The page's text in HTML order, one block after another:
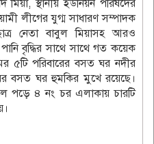
স্থানীয় ইউনিয়ন পরিষদের
লীগের যুগ্ম সাধারণ সম্পাদক
নেতা বাবুল মিয়াসহ আরও
বৃদ্ধির সাথে সাথে গত কয়েক
৫টি পরিবারের বসত ঘর নদীর
বসত ঘর হুমকির মুখে রয়েছে।
পড়ে ৪ নং চর এলাকায় চারটি